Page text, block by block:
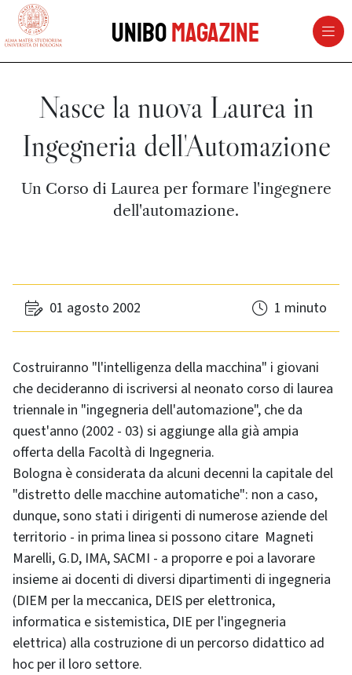
vai al contenuto della pagina
UniboMagazine
Nasce la nuova Laurea in
Ingegneria dell'Automazione
Un Corso di Laurea per formare l'ingegnere
dell'automazione.
01 agosto 2002 1 minuto
Costruiranno "l'intelligenza della macchina" i giovani
che decideranno di iscriversi al neonato corso di laurea
triennale in "ingegneria dell'automazione", che da
quest'anno (2002 - 03) si aggiunge alla già ampia
offerta della Facoltà di Ingegneria.
Bologna è considerata da alcuni decenni la capitale del
"distretto delle macchine automatiche": non a caso,
dunque, sono stati i dirigenti di numerose aziende del
territorio - in prima linea si possono citare Magneti
Marelli, G.D, IMA, SACMI - a proporre e poi a lavorare
insieme ai docenti di diversi dipartimenti di ingegneria
(DIEM per la meccanica, DEIS per elettronica,
informatica e sistemistica, DIE per l'ingegneria
elettrica) alla costruzione di un percorso didattico ad
hoc per il loro settore.